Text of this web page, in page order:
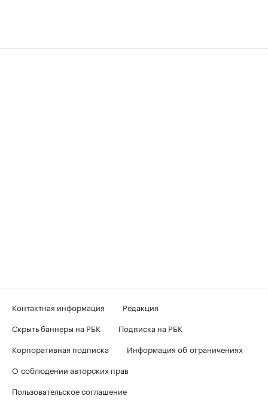
Контактная информация
Редакция
Скрыть баннеры на РБК
Подписка на РБК
Корпоративная подписка
Информация об ограничениях
О соблюдении авторских прав
Пользовательское соглашение